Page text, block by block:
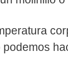
podemos